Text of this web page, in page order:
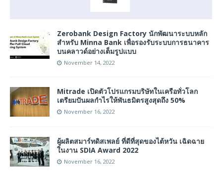
Zerobank Design Factory นักพัฒนาระบบหลัก
สำหรับ Minna Bank เพื่อรองรับระบบการธนาคาร
บนคลาวด์อย่างเต็มรูปแบบ
November 14, 2022
Mitrade เปิดตัวโปรแกรมบริษัทในเครือทั่วโลก
เตรียมปันผลกำไรให้พันธมิตรสูงสุดถึง 50%
November 16, 2022
ผู้ผลิตสมาร์ทดิสเพลย์ ที่ดีที่สุดของไต้หวัน เฉิดฉาย
ในงาน SDIA Award 2022
November 16, 2022